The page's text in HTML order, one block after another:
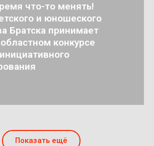
что-то менять!
и юношеского
Братска принимает
конкурсе
Показать ещё